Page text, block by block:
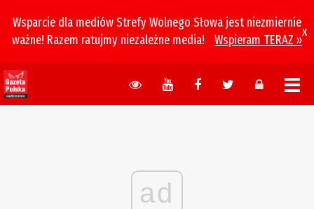
Wsparcie dla mediów Strefy Wolnego Słowa jest niezmiernie
ważne! Razem ratujmy niezależne media!
Wspieram TERAZ »
x
ad